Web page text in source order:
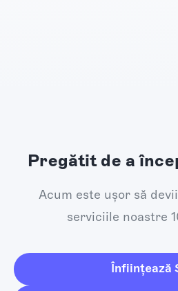
Pregătit de a
Acum este ușor să
serviciile noastre
Înființează